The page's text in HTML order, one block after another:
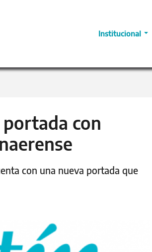
Institucional
con
con una nueva portada que